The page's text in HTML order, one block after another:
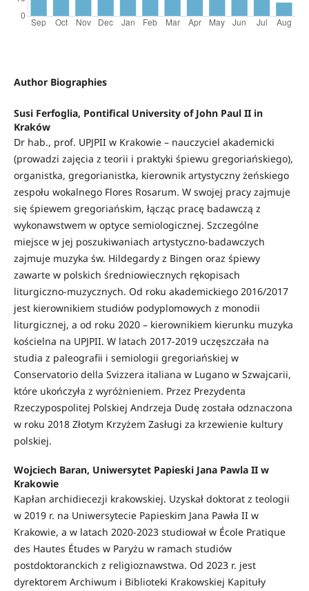
Author Biographies
Susi Ferfoglia, Pontifical University of John Paul II in
Kraków
Dr hab., prof. UPJPII w Krakowie – nauczyciel akademicki
(prowadzi zajęcia z teorii i praktyki śpiewu gregoriańskiego),
organistka, gregorianistka, kierownik artystyczny żeńskiego
zespołu wokalnego Flores Rosarum. W swojej pracy zajmuje
się śpiewem gregoriańskim, łącząc pracę badawczą z
wykonawstwem w optyce semiologicznej. Szczególne
miejsce w jej poszukiwaniach artystyczno-badawczych
zajmuje muzyka św. Hildegardy z Bingen oraz śpiewy
zawarte w polskich średniowiecznych rękopisach
liturgiczno-muzycznych. Od roku akademickiego 2016/2017
jest kierownikiem studiów podyplomowych z monodii
liturgicznej, a od roku 2020 – kierownikiem kierunku muzyka
kościelna na UPJPII. W latach 2017-2019 uczęszczała na
studia z paleografii i semiologii gregoriańskiej w
Conservatorio della Svizzera italiana w Lugano w Szwajcarii,
które ukończyła z wyróżnieniem. Przez Prezydenta
Rzeczypospolitej Polskiej Andrzeja Dudę została odznaczona
w roku 2018 Złotym Krzyżem Zasługi za krzewienie kultury
polskiej.
Wojciech Baran, Uniwersytet Papieski Jana Pawla II w
Krakowie
Kapłan archidiecezji krakowskiej. Uzyskał doktorat z teologii
w 2019 r. na Uniwersytecie Papieskim Jana Pawła II w
Krakowie, a w latach 2020-2023 studiował w École Pratique
des Hautes Études w Paryżu w ramach studiów
postdoktoranckich z religioznawstwa. Od 2023 r. jest
dyrektorem Archiwum i Biblioteki Krakowskiej Kapituły